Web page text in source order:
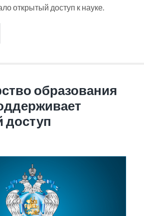
открытый доступ к науке.
образования
доступ